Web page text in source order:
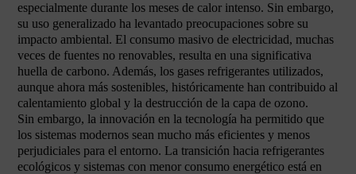
especialmente durante los meses de calor intenso. Sin embargo,
su uso generalizado ha levantado preocupaciones sobre su
impacto ambiental. El consumo masivo de electricidad, muchas
veces de fuentes no renovables, resulta en una significativa
huella de carbono. Además, los gases refrigerantes utilizados,
aunque ahora más sostenibles, históricamente han contribuido al
calentamiento global y la destrucción de la capa de ozono.
Sin embargo, la innovación en la tecnología ha permitido que
los sistemas modernos sean mucho más eficientes y menos
perjudiciales para el entorno. La transición hacia refrigerantes
ecológicos y sistemas con menor consumo energético está en